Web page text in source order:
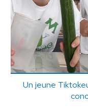
Un jeune